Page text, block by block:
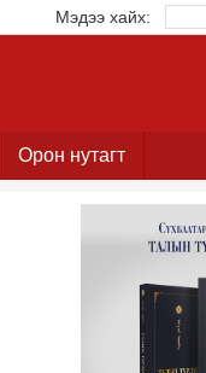
Мэдээ хайх:
Орон нутагт